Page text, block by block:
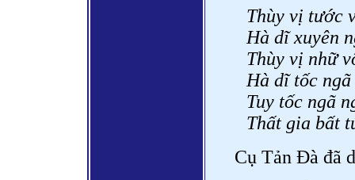
Thùy vị tước
Hà dĩ xuyên
Thùy vị nhữ
Hà dĩ tốc
Tuy tốc ngã
Thất gia bất
Cụ Tản Đà đã